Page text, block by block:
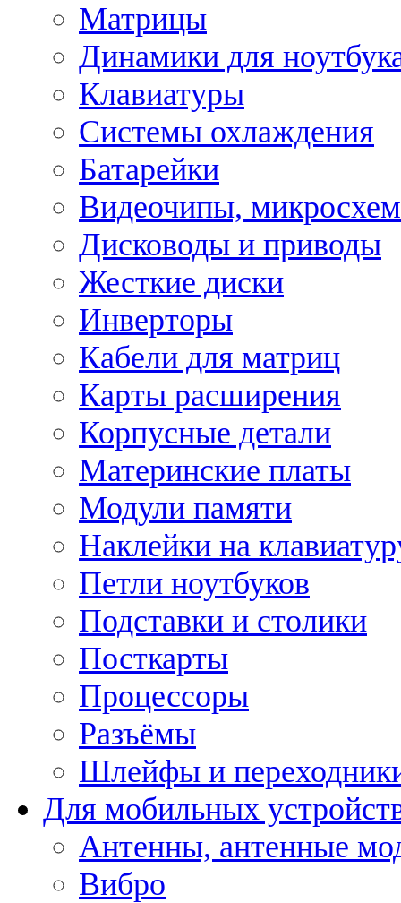
Матрицы
Динамики для
Клавиатуры
Системы охлаждения
Батарейки
Видеочипы,
Дисководы и приводы
Жесткие диски
Инверторы
Кабели для матриц
Карты расширения
Корпусные детали
Материнские платы
Модули памяти
Наклейки на
Петли ноутбуков
Подставки и столики
Посткарты
Процессоры
Разъёмы
Шлейфы и
Для мобильных
Антенны, антенные
Вибро